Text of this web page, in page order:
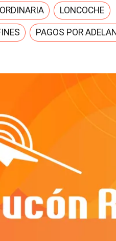
LONCOCHE
PAGOS POR